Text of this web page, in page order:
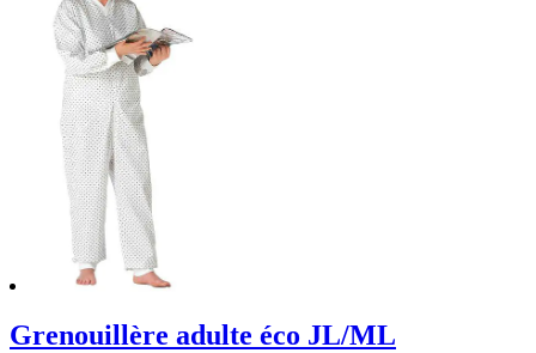
Grenouillère adulte éco JL/ML